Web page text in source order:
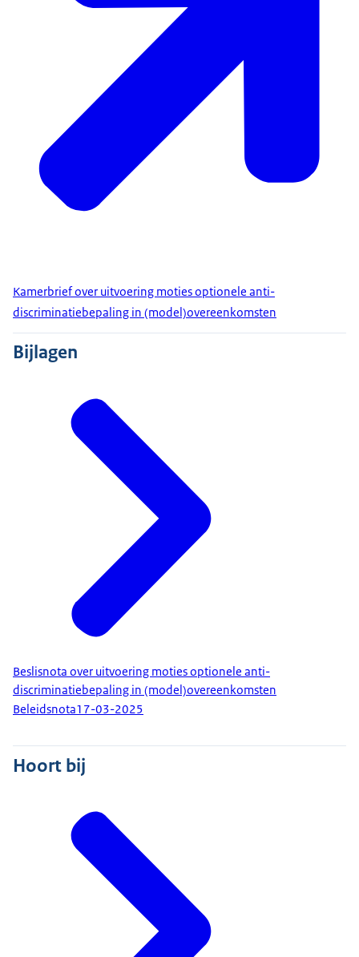
Kamerbrief over uitvoering moties optionele anti-
discriminatiebepaling in (model)overeenkomsten
Bijlagen
Beslisnota over uitvoering moties optionele anti-
discriminatiebepaling in (model)overeenkomsten
Beleidsnota17-03-2025
Hoort bij